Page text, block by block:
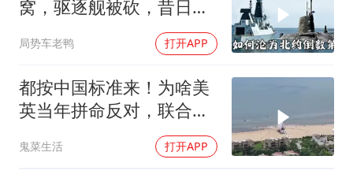
窝，驱逐舰被砍，昔日的
局势车老鸭 打开APP
都按中国标准来！为啥美
英当年拼命反对，联合国
鬼菜生活 打开APP